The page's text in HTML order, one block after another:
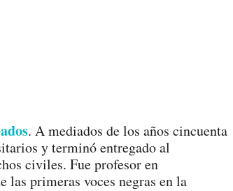
. A mediados de los años cincuenta
y terminó entregado al
civiles. Fue profesor en
las primeras voces negras en la